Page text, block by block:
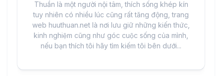
Thuần là một người nội tâm, thích sống khép kín
tuy nhiên có nhiều lúc cũng rất tăng động, trang
web huuthuan.net là nơi lưu giữ những kiến thức,
kinh nghiệm cũng như góc cuộc sống của mình,
nếu bạn thích tôi hãy tìm kiếm tôi bên dưới...